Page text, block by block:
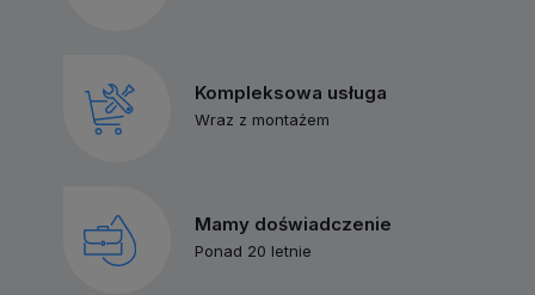
Kompleksowa usługa
Wraz z montażem
Mamy doświadczenie
Ponad 20 letnie